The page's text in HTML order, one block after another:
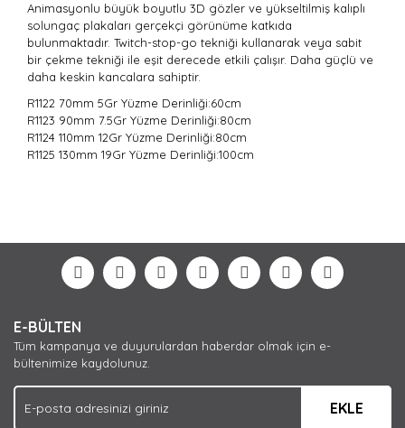
Animasyonlu büyük boyutlu 3D gözler ve yükseltilmiş kalıplı
solungaç plakaları gerçekçi görünüme katkıda
bulunmaktadır. Twitch-stop-go tekniği kullanarak veya sabit
bir çekme tekniği ile eşit derecede etkili çalışır. Daha güçlü ve
daha keskin kancalara sahiptir.
R1122 70mm 5Gr Yüzme Derinliği:60cm
R1123 90mm 7.5Gr Yüzme Derinliği:80cm
R1124 110mm 12Gr Yüzme Derinliği:80cm
R1125 130mm 19Gr Yüzme Derinliği:100cm
Yorum Yaz
formunu kullanarak tarafımıza iletebilirsiniz.
Görüş ve önerileriniz için teşekkür ederiz.
Ürün açıklamasında eksik bilgiler bulunuyor.
Ürün bilgilerinde hatalar bulunuyor.
Ürün fiyatı diğer sitelerden daha pahalı.
Bu ürüne benzer farklı alternatifler olmalı.
E-BÜLTEN
Tüm kampanya ve duyurulardan haberdar olmak için e-
bültenimize kaydolunuz.
EKLE